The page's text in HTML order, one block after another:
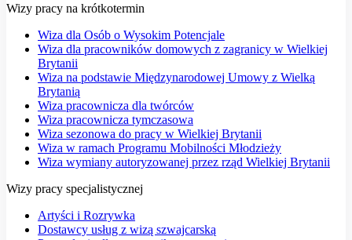
Wizy pracy na krótkotermin
Wiza dla Osób o Wysokim Potencjale
Wiza dla pracowników domowych z zagranicy w Wielkiej
Brytanii
Wiza na podstawie Międzynarodowej Umowy z Wielką
Brytanią
Wiza pracownicza dla twórców
Wiza pracownicza tymczasowa
Wiza sezonowa do pracy w Wielkiej Brytanii
Wiza w ramach Programu Mobilności Młodzieży
Wiza wymiany autoryzowanej przez rząd Wielkiej Brytanii
Wizy pracy specjalistycznej
Artyści i Rozrywka
Dostawcy usług z wizą szwajcarską